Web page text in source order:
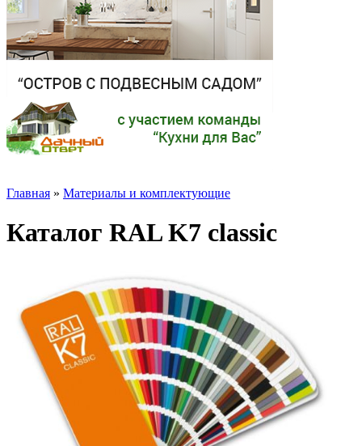
Главная » Материалы и комплектующие
Каталог RAL K7 classic